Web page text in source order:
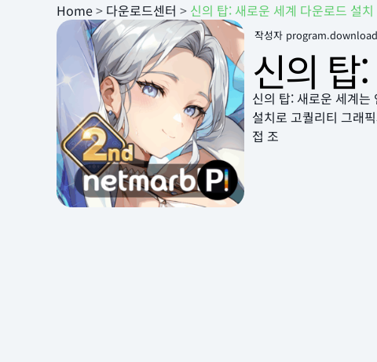
Home> 다운로드센터 > 신의 탑: 새로운 세계 다운로드 설치
작성자 program.download
신의 탑
신의 탑: 새로운 세계
설치로 고퀄리티 그래
접 조